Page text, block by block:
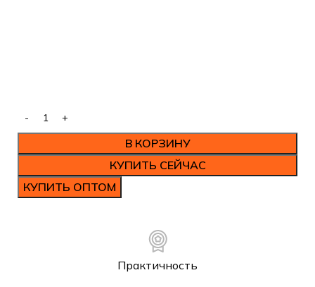
В КОРЗИНУ
КУПИТЬ СЕЙЧАС
КУПИТЬ ОПТОМ
Практичность